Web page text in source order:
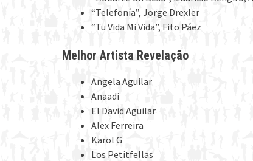
“Telefonía”, Jorge Drexler
“Tu Vida Mi Vida”, Fito Páez
Melhor Artista Revelação
Angela Aguilar
Anaadi
El David Aguilar
Alex Ferreira
Karol G
Los Petitfellas